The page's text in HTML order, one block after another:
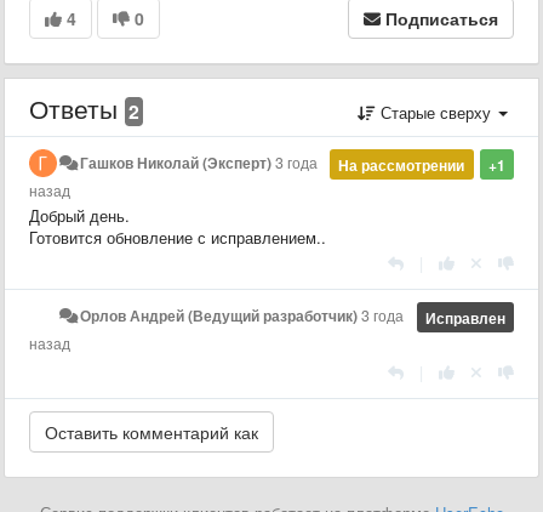
4 0 Подписаться
Ответы 2 Старые сверху
+1
На рассмотрении
Гашков Николай (Эксперт)3 года
назад
Добрый день.
Готовится обновление с исправлением..
Исправлен
Орлов Андрей (Ведущий разработчик)3 года
назад